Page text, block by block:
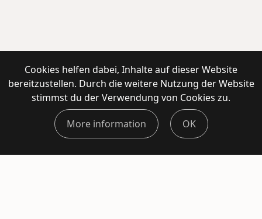
Cookies helfen dabei, Inhalte auf dieser Website
bereitzustellen. Durch die weitere Nutzung der Website
stimmst du der Verwendung von Cookies zu.
More information OK